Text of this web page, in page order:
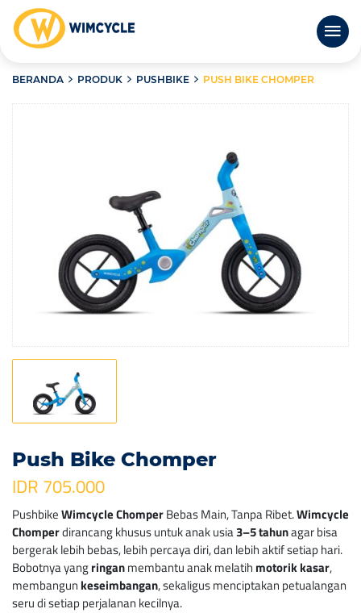
BERANDA PRODUK PUSHBIKE PUSH BIKE CHOMPER
Push Bike Chomper
IDR 705.000
PushbikeWimcycle ChomperBebas Main, Tanpa Ribet.Wimcycle
Chomperdirancang khusus untuk anak usia3–5 tahunagar bisa
bergerak lebih bebas, lebih percaya diri, dan lebih aktif setiap hari.
Bobotnya yangringanmembantu anak melatih motorik kasar,
membangun keseimbangan, sekaligus menciptakan petualangan
seru di setiap perjalanan kecilnya.